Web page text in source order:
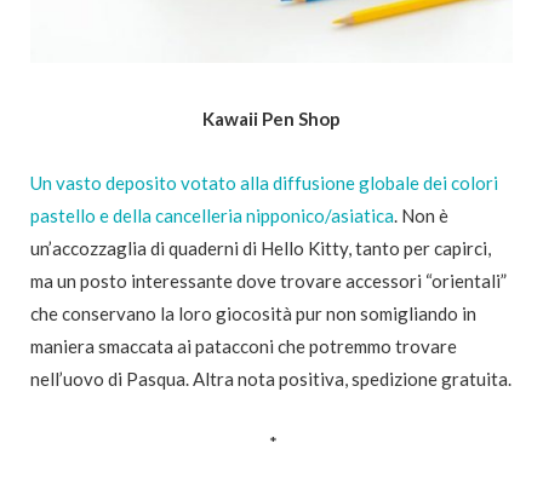
Kawaii Pen Shop
Un vasto deposito votato alla diffusione globale dei colori
pastello e della cancelleria nipponico/asiatica. Non è
un’accozzaglia di quaderni di Hello Kitty, tanto per capirci,
ma un posto interessante dove trovare accessori “orientali”
che conservano la loro giocosità pur non somigliando in
maniera smaccata ai patacconi che potremmo trovare
nell’uovo di Pasqua. Altra nota positiva, spedizione gratuita.
*